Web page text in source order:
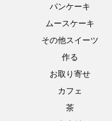
パンケーキ
ムースケーキ
その他スイーツ
作る
お取り寄せ
カフェ
茶